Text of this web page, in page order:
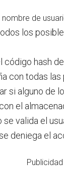
nombre de
los
código hash
con todas las
si alguno de
el
se valida el
deniega el
Publicidad